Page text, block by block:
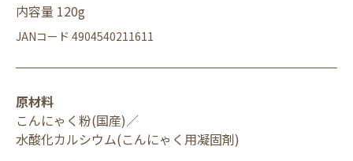
内容量 120g
JANコード 4904540211611
原材料
こんにゃく粉(国産)／
水酸化カルシウム(こんにゃく用凝固剤)